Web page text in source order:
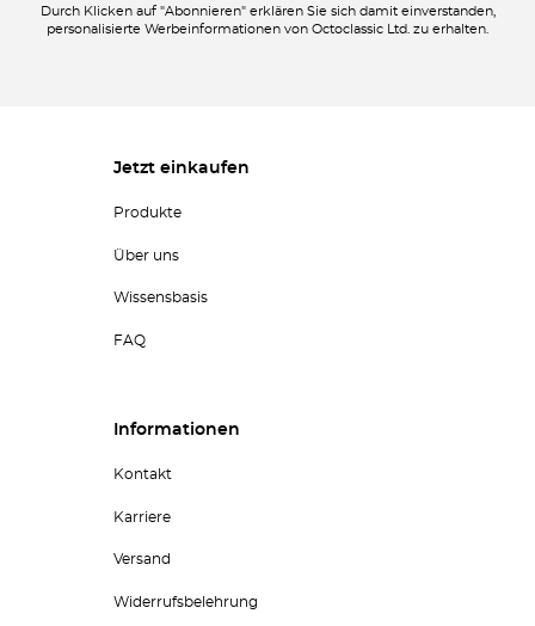
Durch Klicken auf "Abonnieren" erklären Sie sich damit einverstanden,
personalisierte Werbeinformationen von Octoclassic Ltd. zu erhalten.
Jetzt einkaufen
Produkte
Über uns
Wissensbasis
FAQ
Informationen
Kontakt
Karriere
Versand
Widerrufsbelehrung